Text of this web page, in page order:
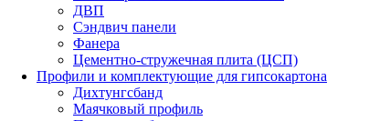
ДВП
Сэндвич панели
Фанера
Цементно-стружечная плита (ЦСП)
Профили и комплектующие для гипсокартона
Дихтунгсбанд
Маячковый профиль